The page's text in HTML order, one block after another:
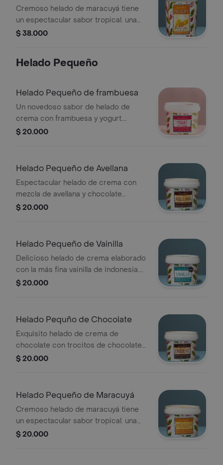
Cremoso helado de maracuyá tiene
un espectacular sabor tropical. una
deliciosa combinación del dulce y
$ 38.000
Helado Pequeño
Helado Pequeño de frambuesa
Un novedoso sabor de helado de
crema con frambuesa y yogurt.
perfecto para acompañar los
$ 20.000
Helado Pequeño de Avellana
Espectacular helado de crema con
mezcla de avellana y chocolate
fundido. una mezcla indescriptible al
$ 20.000
Helado Pequeño de Vainilla
Delicioso helado de crema elaborado
con la más fina vainilla de indonesia.
peso neto:240gr. porc:aprox 5
$ 20.000
Helado Pequño de Chocolate
Exquisito helado de crema de
chocolate con trocitos de chocolate y
avellana. perfecto para los amantes
$ 20.000
Helado Pequeño de Maracuyá
Cremoso helado de maracuyá tiene
un espectacular sabor tropical. una
deliciosa combinación del dulce y
$ 20.000